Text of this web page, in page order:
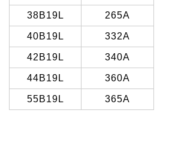
38B19L 265A
40B19L 332A
42B19L 340A
44B19L 360A
55B19L 365A